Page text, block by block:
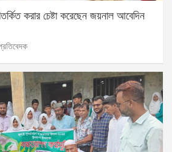
করার চেষ্টা করেছেন জয়নাল আবেদিন